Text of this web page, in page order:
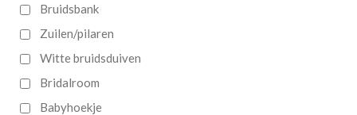
Bruidsbank
Zuilen/pilaren
Witte bruidsduiven
Bridalroom
Babyhoekje